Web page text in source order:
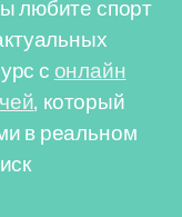
любите спорт
сонлайн
, который
в реальном